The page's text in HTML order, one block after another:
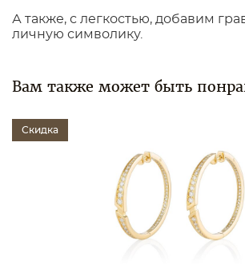
А также, с легкостью, добавим
личную символику.
Вам также может быть
Скидка